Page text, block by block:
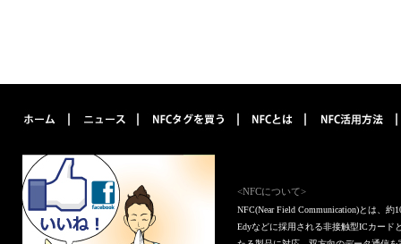
<NFCについて>
NFC(Near Field Communication)とは、
Edyなどに採用される非接触型ICカード